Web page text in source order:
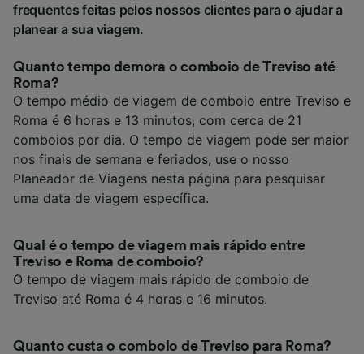
frequentes feitas pelos nossos clientes para o ajudar a
planear a sua viagem.
Quanto tempo demora o comboio de Treviso até
Roma?
O tempo médio de viagem de comboio entre Treviso e
Roma é 6 horas e 13 minutos, com cerca de 21
comboios por dia. O tempo de viagem pode ser maior
nos finais de semana e feriados, use o nosso
Planeador de Viagens nesta página para pesquisar
uma data de viagem específica.
Qual é o tempo de viagem mais rápido entre
Treviso e Roma de comboio?
O tempo de viagem mais rápido de comboio de
Treviso até Roma é 4 horas e 16 minutos.
Quanto custa o comboio de Treviso para Roma?